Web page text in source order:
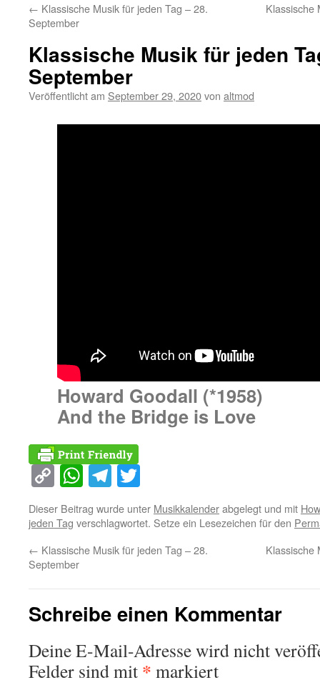
← Klassische Musik für jeden Tag – 28.
September
Klassische
Klassische Musik für jeden
September
Veröffentlicht am September 29, 2020von altmod
Howard Goodall (*1958)
And the Bridge is Love
Copy
Link
WhatsApp
Telegram
Dieser Beitrag wurde unter Musikkalenderabgelegt und mit
jeden Tag verschlagwortet. Setze ein Lesezeichen für den
← Klassische Musik für jeden Tag – 28.
September
Klassische
Schreibe einen Kommentar
Deine E-Mail-Adresse wird nicht
Felder sind mit * markiert